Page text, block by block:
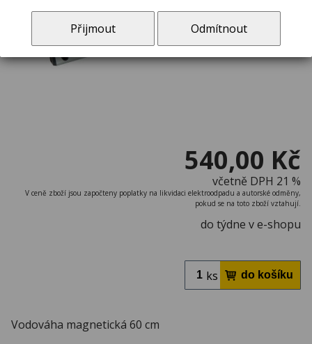
540,00 Kč
včetně DPH 21 %
V ceně zboží jsou započteny poplatky na likvidaci elektroodpadu a autorské odměny,
pokud se na toto zboží vztahují.
do týdne v e-shopu
ks
Vodováha magnetická 60 cm
Přijmout Odmítnout